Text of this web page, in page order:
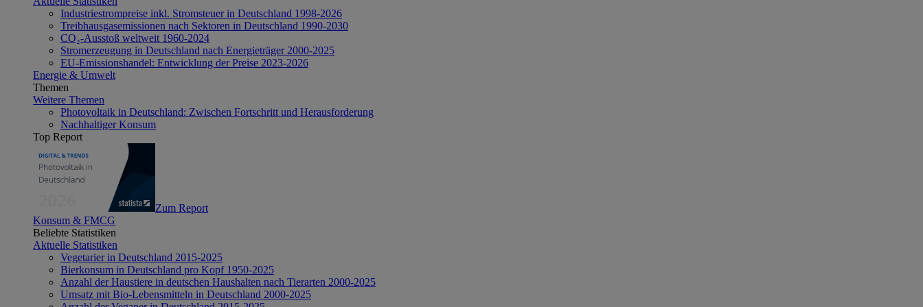
Industriestrompreise inkl. Stromsteuer in Deutschland 1998-2026
Treibhausgasemissionen nach Sektoren in Deutschland 1990-2030
CO₂-Ausstoß weltweit 1960-2024
Stromerzeugung in Deutschland nach Energieträger 2000-2025
EU-Emissionshandel: Entwicklung der Preise 2023-2026
Energie & Umwelt
Themen
Weitere Themen
Photovoltaik in Deutschland: Zwischen Fortschritt und Herausforderung
Nachhaltiger Konsum
Top Report
Zum Report
Konsum & FMCG
Beliebte Statistiken
Aktuelle Statistiken
Vegetarier in Deutschland 2015-2025
Bierkonsum in Deutschland pro Kopf 1950-2025
Anzahl der Haustiere in deutschen Haushalten nach Tierarten 2000-2025
Umsatz mit Bio-Lebensmitteln in Deutschland 2000-2025